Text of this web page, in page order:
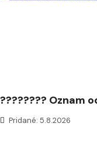
???????? Oznam
Pridané: 5.8.2026